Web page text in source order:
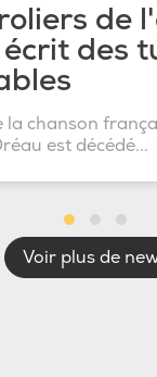
de
des
la chanson
est décédé...
Voir plus de